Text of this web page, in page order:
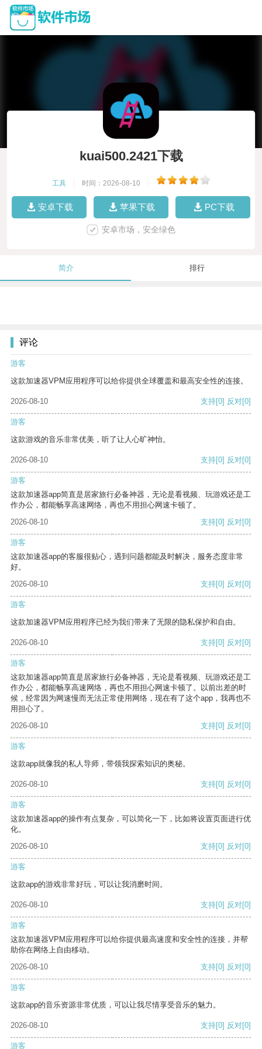
kuai500.2421下载
工具 时间：2026-08-10
安卓下载 苹果下载 PC下载
安卓市场，安全绿色
简介 排行
评论
游客
这款加速器VPM应用程序可以给你提供全球覆盖和最高安全性的连接。
2026-08-10 支持[0] 反对[0]
游客
这款游戏的音乐非常优美，听了让人心旷神怡。
2026-08-10 支持[0] 反对[0]
游客
这款加速器app简直是居家旅行必备神器，无论是看视频、玩游戏还是工
作办公，都能畅享高速网络，再也不用担心网速卡顿了。
2026-08-10
支持[0] 反对[0]
游客
这款加速器app的客服很贴心，遇到问题都能及时解决，服务态度非常
好。
2026-08-10
支持[0] 反对[0]
游客
这款加速器VPM应用程序已经为我们带来了无限的隐私保护和自由。
2026-08-10 支持[0] 反对[0]
游客
这款加速器app简直是居家旅行必备神器，无论是看视频、玩游戏还是工
作办公，都能畅享高速网络，再也不用担心网速卡顿了。以前出差的时
候，经常因为网速慢而无法正常使用网络，现在有了这个app，我再也不
用担心了。
2026-08-10
支持[0] 反对[0]
游客
这款app就像我的私人导师，带领我探索知识的奥秘。
2026-08-10 支持[0] 反对[0]
游客
这款加速器app的操作有点复杂，可以简化一下，比如将设置页面进行优
化。
2026-08-10
支持[0] 反对[0]
游客
这款app的游戏非常好玩，可以让我消磨时间。
2026-08-10 支持[0] 反对[0]
游客
这款加速器VPM应用程序可以给你提供最高速度和安全性的连接，并帮
助你在网络上自由移动。
2026-08-10
支持[0] 反对[0]
游客
这款app的音乐资源非常优质，可以让我尽情享受音乐的魅力。
2026-08-10 支持[0] 反对[0]
游客